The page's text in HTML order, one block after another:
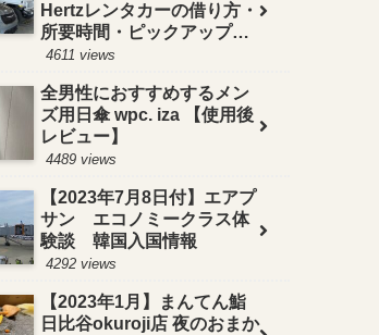
Hertzレンタカーの借り方・
所要時間・ピックアップ方
法！【お得＆便利な予約方
4611 views
全男性におすすめするメン
ズ用日傘 wpc. iza 【使用後
レビュー】
4489 views
【2023年7月8日付】エアプ
サン エコノミークラス体
験談 韓国入国情報
4292 views
【2023年1月】まんてん鮨
日比谷okuroji店 夜のおまか